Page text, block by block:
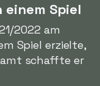
einem Spiel
2022 am
Spiel erzielte,
schaffte er